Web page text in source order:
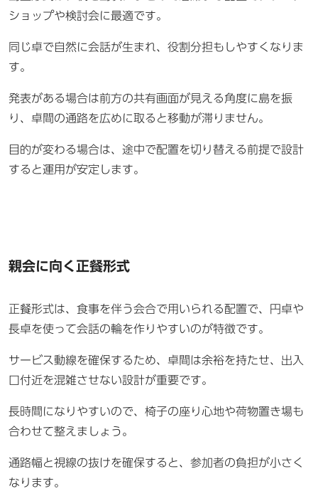
ショップや検討会に最適です。
同じ卓で自然に会話が生まれ、役割分担もしやすくなりま
す。
発表がある場合は前方の共有画面が見える角度に島を振
り、卓間の通路を広めに取ると移動が滞りません。
目的が変わる場合は、途中で配置を切り替える前提で設計
すると運用が安定します。
親会に向く正餐形式
正餐形式は、食事を伴う会合で用いられる配置で、円卓や
長卓を使って会話の輪を作りやすいのが特徴です。
サービス動線を確保するため、卓間は余裕を持たせ、出入
口付近を混雑させない設計が重要です。
長時間になりやすいので、椅子の座り心地や荷物置き場も
合わせて整えましょう。
通路幅と視線の抜けを確保すると、参加者の負担が小さく
なります。